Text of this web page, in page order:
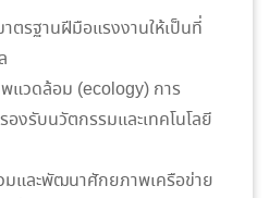
ตรฐานฝีมือแรงงานให้เป็นที่
แวดล้อม (ecology) การ
งรับนวัตกรรมและเทคโนโลยี
มและพัฒนาศักยภาพเครือข่าย